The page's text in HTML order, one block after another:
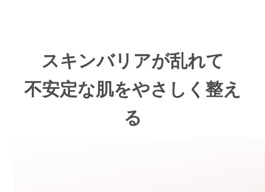
スキンバリアが乱れて
不安定な肌をやさしく整え
る